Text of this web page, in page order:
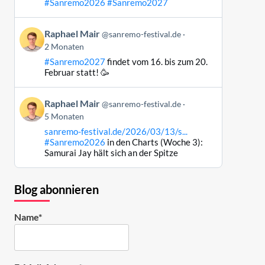
#Sanremo2026 #Sanremo2027
Beitrag
von
Raphael
Bluesky
ansehen
Raphael Mair @sanremo-festival.de
2 Monaten
#Sanremo2027findet vom 16. bis zum 20.
Februar statt! 🥳
Beitrag
von
Raphael
Raphael Mair @sanremo-festival.de
5 Monaten
sanremo-festival.de/2026/03/13/s...
#Sanremo2026 in den Charts (Woche 3):
Samurai Jay hält sich an der Spitze
Blog abonnieren
Name*